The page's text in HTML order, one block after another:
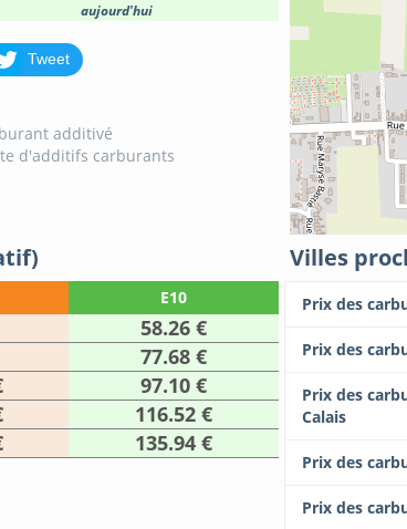
aujourd'hui
Tweet
additivé
d'additifs carburants
E10
58.26 €
77.68 €
97.10 €
116.52 €
135.94 €
Villes
Prix des
Prix des
Prix des
Calais
Prix des
Prix des